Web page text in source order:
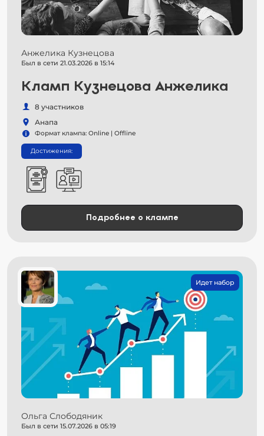
Анжелика Кузнецова
Был в сети 21.03.2026 в 15:14
Кламп Кузнецова Анжелика
8 участников
Анапа
Формат клампа: Online | Offline
Достижения:
Подробнее о клампе
Идет набор
Ольга Слободяник
Был в сети 15.07.2026 в 05:19